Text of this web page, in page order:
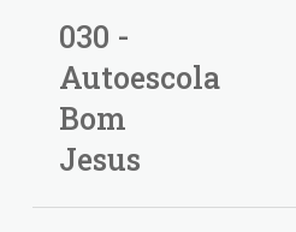
030 -
Autoescola
Bom
Jesus